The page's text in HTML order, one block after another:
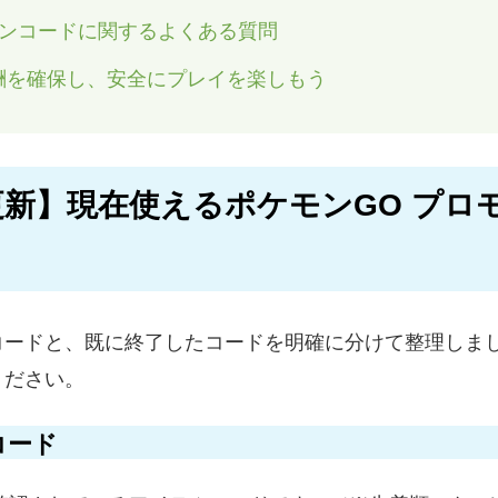
コードに関するよくある質問
確保し、安全にプレイを楽しもう
】現在使えるポケモンGO プロ
ドと、既に終了したコードを明確に分けて整理しま
さい。
ード